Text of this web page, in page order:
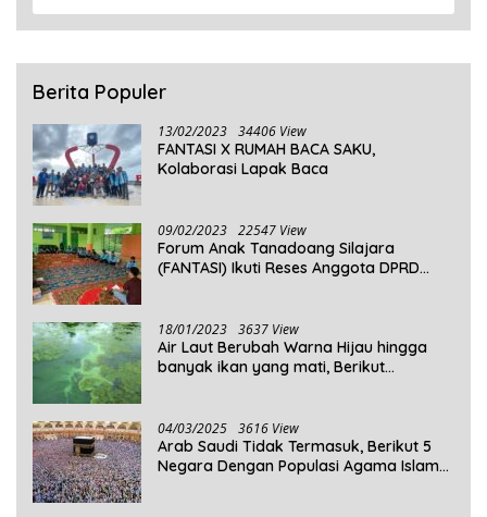
Berita Populer
13/02/2023 34406 View
FANTASI X RUMAH BACA SAKU,
Kolaborasi Lapak Baca
09/02/2023 22547 View
Forum Anak Tanadoang Silajara
(FANTASI) Ikuti Reses Anggota DPRD
18/01/2023 3637 View
Air Laut Berubah Warna Hijau hingga
banyak ikan yang mati, Berikut
04/03/2025 3616 View
Arab Saudi Tidak Termasuk, Berikut 5
Negara Dengan Populasi Agama Islam